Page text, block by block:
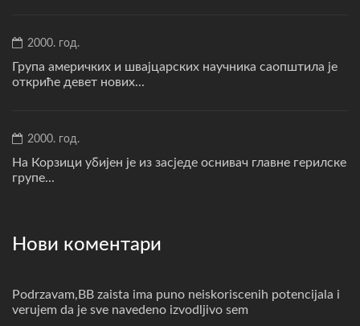
2000. год.
Група америчких и швајцарских научника саопштила је
откриће девет нових...
2000. год.
На Корзици убијен је из засједе оснивач главне герилске
групе...
Нови коментари
Podrzavam,BB zaista ima puno neiskoriscenih potencijala i
verujem da je sve navedeno izvodljivo sem